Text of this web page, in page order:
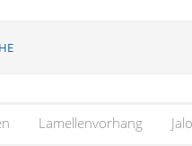
Lamellenvorhang